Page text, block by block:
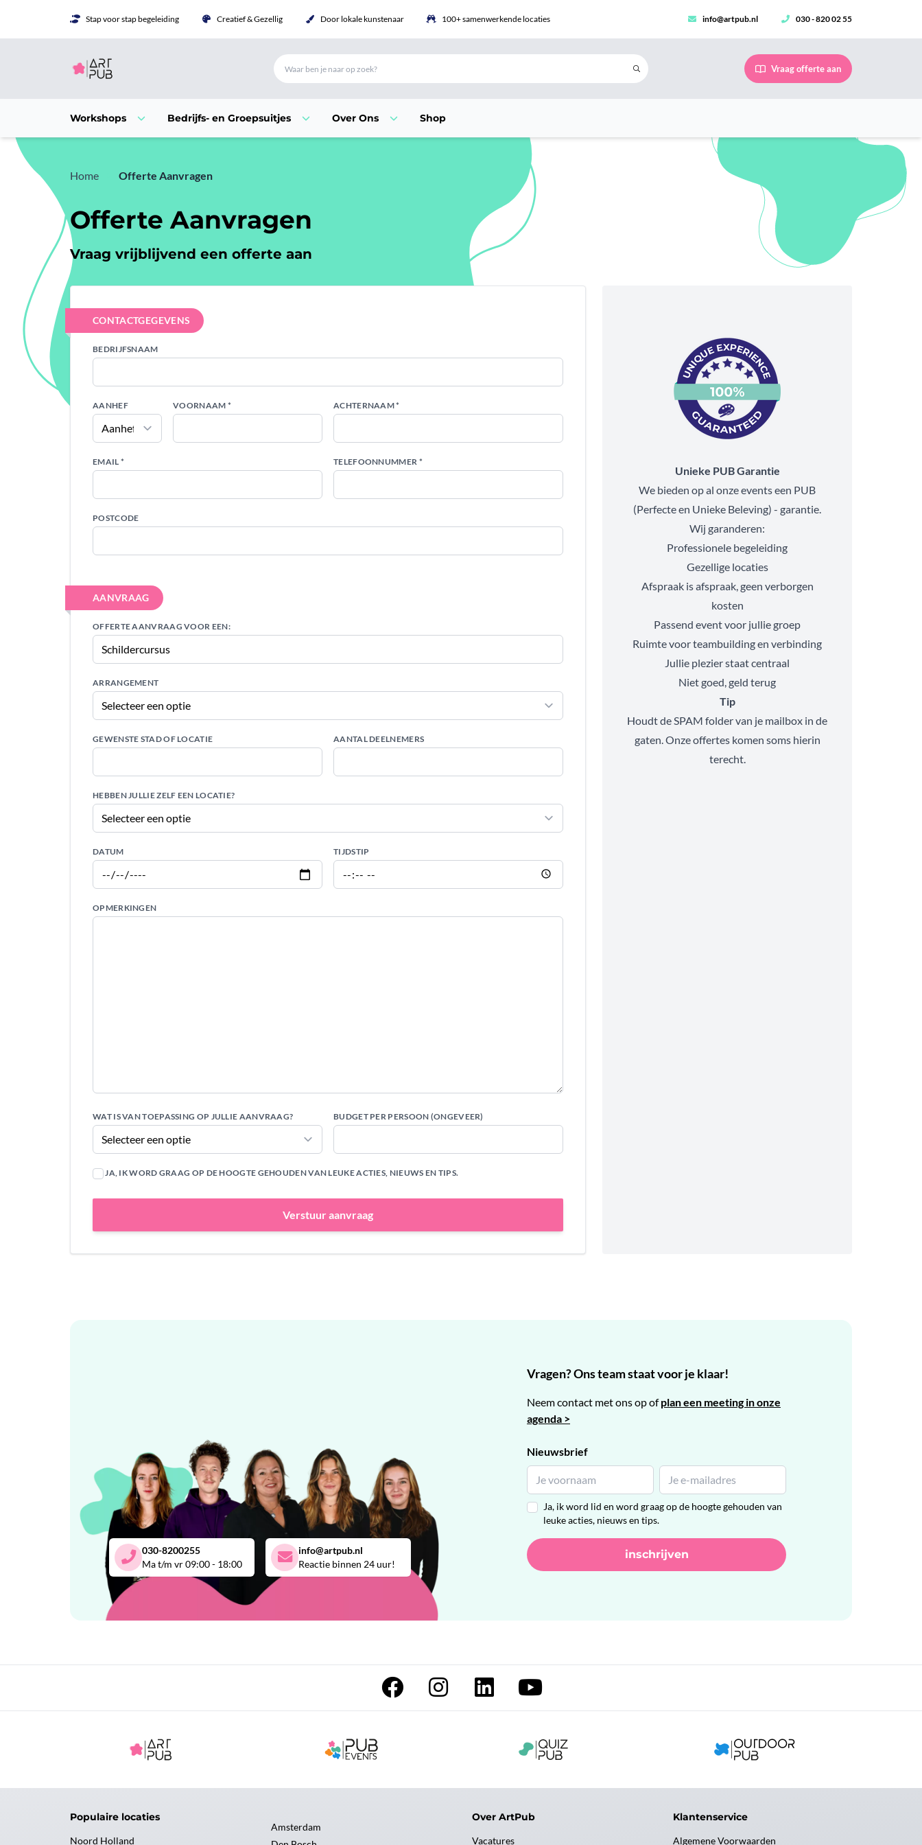
Stap voor stap begeleiding Creatief & Gezellig Door lokale kunstenaar 100+ samenwerkende locaties info@artpub.nl 030 - 820 02 55
Vraag offerte aan
Workshops Bedrijfs- en Groepsuitjes Over Ons Shop
Home Offerte Aanvragen
Offerte Aanvragen
Vraag vrijblijvend een offerte aan
CONTACTGEGEVENS
BEDRIJFSNAAM
AANHEF VOORNAAM * ACHTERNAAM *
EMAIL * TELEFOONNUMMER *
POSTCODE
AANVRAAG
OFFERTE AANVRAAG VOOR EEN:
ARRANGEMENT
GEWENSTE STAD OF LOCATIE AANTAL DEELNEMERS
HEBBEN JULLIE ZELF EEN LOCATIE?
DATUM TIJDSTIP
OPMERKINGEN
WAT IS VAN TOEPASSING OP JULLIE AANVRAAG? BUDGET PER PERSOON (ONGEVEER)
JA, IK WORD GRAAG OP DE HOOGTE GEHOUDEN VAN LEUKE ACTIES, NIEUWS EN TIPS.
Verstuur aanvraag
Unieke PUB Garantie
We bieden op al onze events een PUB
(Perfecte en Unieke Beleving) - garantie.
Wij garanderen:
Professionele begeleiding
Gezellige locaties
Afspraak is afspraak, geen verborgen
kosten
Passend event voor jullie groep
Ruimte voor teambuilding en verbinding
Jullie plezier staat centraal
Niet goed, geld terug
Tip
Houdt de SPAM folder van je mailbox in de
gaten. Onze offertes komen soms hierin
terecht.
030-8200255
Ma t/m vr 09:00 - 18:00
info@artpub.nl
Reactie binnen 24 uur!
Vragen? Ons team staat voor je klaar!
Neem contact met ons op ofplan een meeting in onze
agenda >
Nieuwsbrief
Ja, ik word lid en word graag op de hoogte gehouden van
leuke acties, nieuws en tips.
Populaire locaties
Noord Holland
Amsterdam
Over ArtPub
Vacatures
Klantenservice
Algemene Voorwaarden